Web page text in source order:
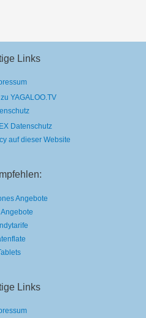
Links
YAGALOO.TV
Datenschutz
auf dieser Website
Angebote
Links